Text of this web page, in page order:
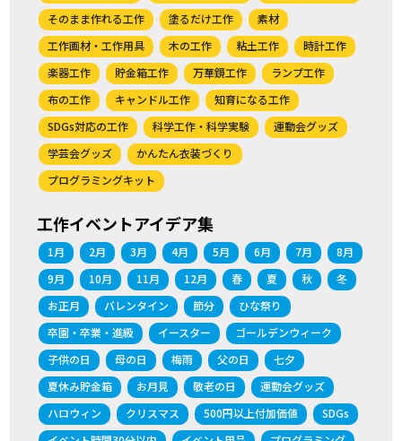
そのまま作れる工作
塗るだけ工作
素材
工作画材・工作用具
木の工作 粘土工作
時計工作
楽器工作
貯金箱工作 万華鏡工作
ランプ工作
布の工作
キャンドル工作
知育になる工作
SDGs対応の工作
科学工作・科学実験
運動会グッズ
学芸会グッズ
かんたん衣装づくり
プログラミングキット
工作イベントアイデア集
1月 2月 3月 4月 5月 6月 7月
8月
9月
10月 11月 12月 春 夏 秋
冬
お正月
バレンタイン 節分
ひな祭り
卒園・卒業・進級
イースター
ゴールデンウィーク
子供の日
母の日 梅雨 父の日
七夕
夏休み貯金箱
お月見 敬老の日
運動会グッズ
ハロウィン
クリスマス 500円以上付加価値
SDGs